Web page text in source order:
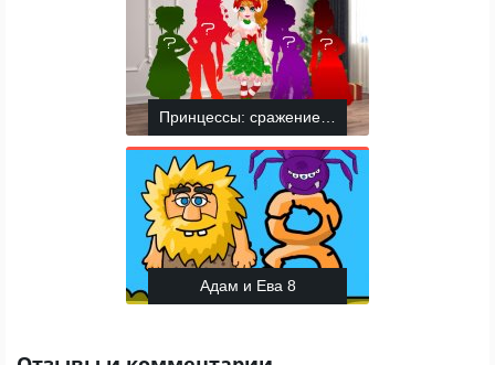
Принцессы: сражение за модное Рождество
Адам и Ева 8